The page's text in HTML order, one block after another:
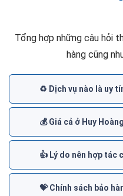
Tổng hợp những câu hỏi
hàng cũng
♻️ Dịch vụ nào là uy
💰 Giá cả ở Huy
👍 Lý do nên hợp tác
💝 Chính sách bảo